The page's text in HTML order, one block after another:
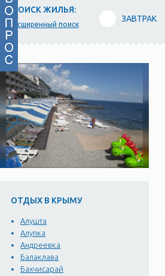
ПОИСК ЖИЛЬЯ:
расширенный поиск
ЗАВТРАК
ОТДЫХ В КРЫМУ
Алушта
Алупка
Андреевка
Балаклава
Бахчисарай